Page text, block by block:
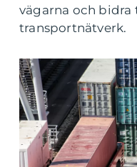
vägarna och
transportnätverk.